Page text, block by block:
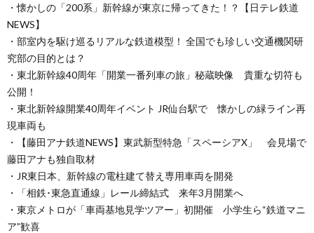
・懐かしの「200系」新幹線が東京に帰ってきた！？【日テレ鉄道
NEWS】
・部室内を駆け巡るリアルな鉄道模型！ 全国でも珍しい交通機関研
究部の目的とは？
・東北新幹線40周年「開業一番列車の旅」秘蔵映像 貴重な切符も
公開！
・東北新幹線開業40周年イベント JR仙台駅で 懐かしの緑ライン再
現車両も
・【藤田アナ鉄道NEWS】東武新型特急「スペーシアX」 会見場で
藤田アナも独自取材
・JR東日本、新幹線の電柱建て替え専用車両を開発
・「相鉄･東急直通線」レール締結式 来年3月開業へ
・東京メトロが「車両基地見学ツアー」初開催 小学生ら“鉄道マニ
ア”歓喜